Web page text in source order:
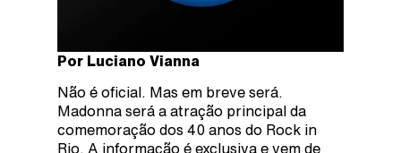
Por Luciano Vianna
Não é oficial. Mas em breve será.
Madonna será a atração principal da
comemoração dos 40 anos do Rock in
Rio. A informação é exclusiva e vem de